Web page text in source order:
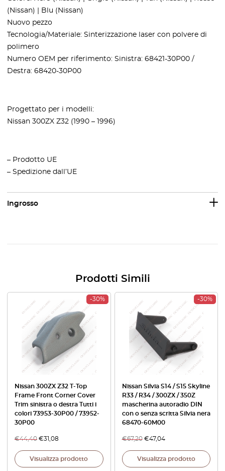
(Nissan) | Blu (Nissan)
Nuovo pezzo
Tecnologia/Materiale: Sinterizzazione laser con polvere di
polimero
Numero OEM per riferimento: Sinistra: 68421-30P00 /
Destra: 68420-30P00
Progettato per i modelli:
Nissan 300ZX Z32 (1990 – 1996)
– Prodotto UE
– Spedizione dall’UE
Ingrosso
Prodotti Simili
-30%
Nissan 300ZX Z32 T-Top
Frame Front Corner Cover
Trim sinistra o destra Tutti i
colori 73953-30P00 / 73952-
30P00
€44,40 €31,08
Visualizza prodotto
-30%
Nissan Silvia S14 / S15 Skyline
R33 / R34 / 300ZX / 350Z
mascherina autoradio DIN
con o senza scritta Silvia nera
68470-60M00
€67,20 €47,04
Visualizza prodotto